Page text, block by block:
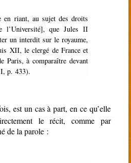
l’Université], que Jules II
un interdit sur le royaume,
XII, le clergé de France et
Paris, à comparaître devant
p. 433).
est un cas à part, en ce qu’elle
le récit, comme par
de la parole :